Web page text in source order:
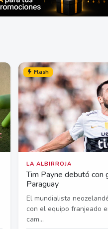
Flash
LA ALBIRROJA
Tim Payne debutó con
Paraguay
El mundialista
con el equipo franjeado
cam...